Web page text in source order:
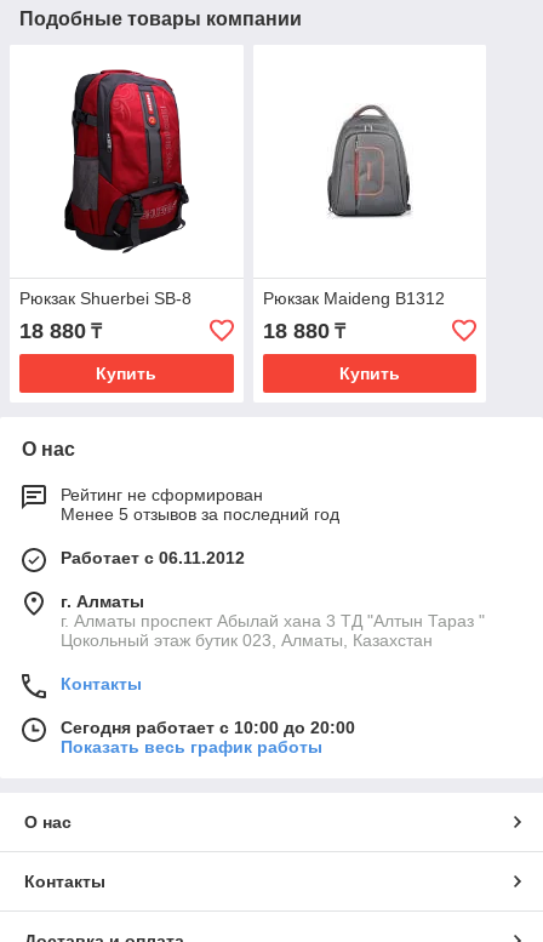
Подобные товары компании
Рюкзак Shuerbei SB-8
18 880 ₸
Купить
Рюкзак Maideng B1312
18 880₸
Купить
О нас
Рейтинг не сформирован
Менее 5 отзывов за последний год
Работает с 06.11.2012
г. Алматы
г. Алматы проспект Абылай хана 3 ТД "Алтын Тараз "
Цокольный этаж бутик 023, Алматы, Казахстан
Контакты
Сегодня работает с 10:00 до 20:00
Показать весь график работы
О нас
Контакты